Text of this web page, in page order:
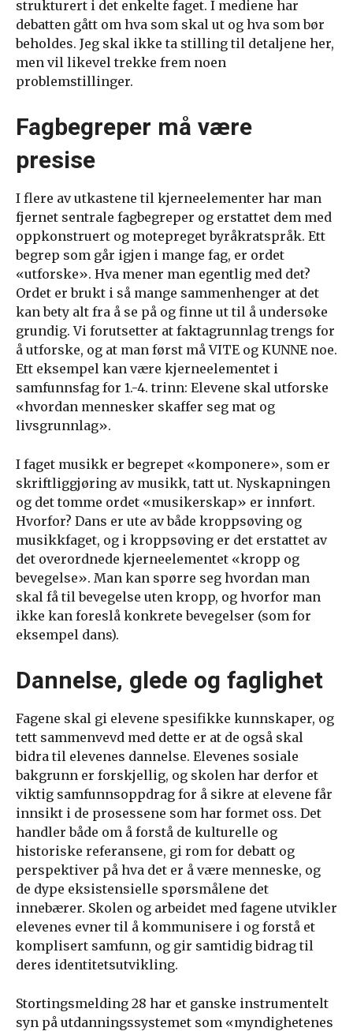
strukturert i det enkelte faget. I mediene har
debatten gått om hva som skal ut og hva som bør
beholdes. Jeg skal ikke ta stilling til detaljene her,
men vil likevel trekke frem noen
problemstillinger.
Fagbegreper må være
presise
I flere av utkastene til kjerneelementer har man
fjernet sentrale fagbegreper og erstattet dem med
oppkonstruert og motepreget byråkratspråk. Ett
begrep som går igjen i mange fag, er ordet
«utforske». Hva mener man egentlig med det?
Ordet er brukt i så mange sammenhenger at det
kan bety alt fra å se på og finne ut til å undersøke
grundig. Vi forutsetter at faktagrunnlag trengs for
å utforske, og at man først må VITE og KUNNE noe.
Ett eksempel kan være kjerneelementet i
samfunnsfag for 1.-4. trinn: Elevene skal utforske
«hvordan mennesker skaffer seg mat og
livsgrunnlag».
I faget musikk er begrepet «komponere», som er
skriftliggjøring av musikk, tatt ut. Nyskapningen
og det tomme ordet «musikerskap» er innført.
Hvorfor? Dans er ute av både kroppsøving og
musikkfaget, og i kroppsøving er det erstattet av
det overordnede kjerneelementet «kropp og
bevegelse». Man kan spørre seg hvordan man
skal få til bevegelse uten kropp, og hvorfor man
ikke kan foreslå konkrete bevegelser (som for
eksempel dans).
Dannelse, glede og faglighet
Fagene skal gi elevene spesifikke kunnskaper, og
tett sammenvevd med dette er at de også skal
bidra til elevenes dannelse. Elevenes sosiale
bakgrunn er forskjellig, og skolen har derfor et
viktig samfunnsoppdrag for å sikre at elevene får
innsikt i de prosessene som har formet oss. Det
handler både om å forstå de kulturelle og
historiske referansene, gi rom for debatt og
perspektiver på hva det er å være menneske, og
de dype eksistensielle spørsmålene det
innebærer. Skolen og arbeidet med fagene utvikler
elevenes evner til å kommunisere i og forstå et
komplisert samfunn, og gir samtidig bidrag til
deres identitetsutvikling.
Stortingsmelding 28 har et ganske instrumentelt
syn på utdanningssystemet som «myndighetenes